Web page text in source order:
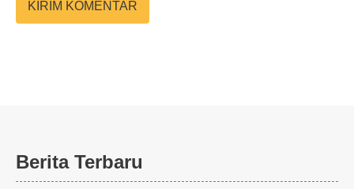
Berita Terbaru